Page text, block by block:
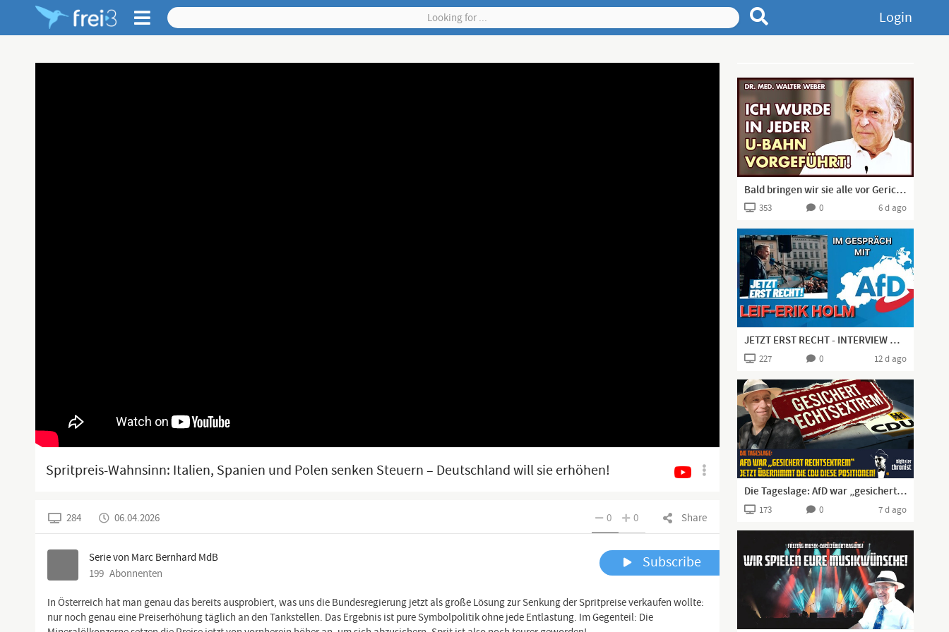
Login
Spritpreis-Wahnsinn: Italien, Spanien und Polen senken Steuern – Deutschland will sie erhöhen!
Share
0 0
284 06.04.2026
Serie von Marc Bernhard MdB
199 Abonnenten
Subscribe
In Österreich hat man genau das bereits ausprobiert, was uns die Bundesregierung jetzt als große Lösung zur Senkung der Spritpreise verkaufen wollte:
nur noch genau eine Preiserhöhung täglich an den Tankstellen. Das Ergebnis ist pure Symbolpolitik ohne jede Entlastung. Im Gegenteil: Die
Bald bringen wir sie alle vor Gericht! | Dr. Walter Weber
353 0 6 d ago
JETZT ERST RECHT - INTERVIEW MIT LEIF-ERIK HOLM
227 0 12 d ago
Die Tageslage: AfD war „gesichert rechtsextrem“ – jetzt übernimmt die CDU diese Positionen!
173 0 7 d ago